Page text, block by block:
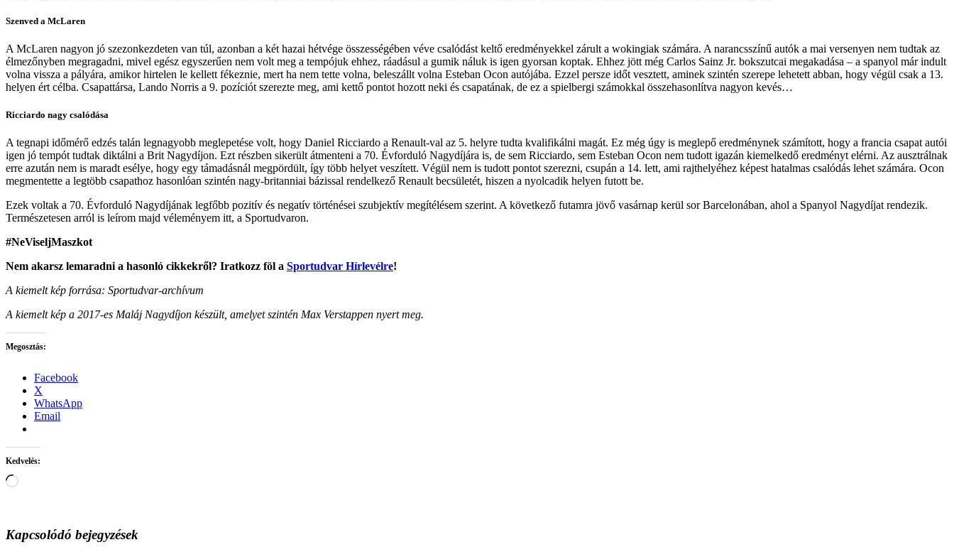
Szenved a McLaren
A McLaren nagyon jó szezonkezdeten van túl, azonban a két hazai hétvége összességében véve csalódást keltő eredményekkel zárult a wokingiak számára. A narancsszínű autók a mai versenyen nem tudtak az
élmezőnyben megragadni, mivel egész egyszerűen nem volt meg a tempójuk ehhez, ráadásul a gumik náluk is igen gyorsan koptak. Ehhez jött még Carlos Sainz Jr. bokszutcai megakadása – a spanyol már indult
volna vissza a pályára, amikor hirtelen le kellett fékeznie, mert ha nem tette volna, beleszállt volna Esteban Ocon autójába. Ezzel persze időt vesztett, aminek szintén szerepe lehetett abban, hogy végül csak a 13.
helyen ért célba. Csapattársa, Lando Norris a 9. pozíciót szerezte meg, ami kettő pontot hozott neki és csapatának, de ez a spielbergi számokkal összehasonlítva nagyon kevés…
Ricciardo nagy csalódása
A tegnapi időmérő edzés talán legnagyobb meglepetése volt, hogy Daniel Ricciardo a Renault-val az 5. helyre tudta kvalifikálni magát. Ez még úgy is meglepő eredménynek számított, hogy a francia csapat autói
igen jó tempót tudtak diktálni a Brit Nagydíjon. Ezt részben sikerült átmenteni a 70. Évforduló Nagydíjára is, de sem Ricciardo, sem Esteban Ocon nem tudott igazán kiemelkedő eredményt elérni. Az ausztrálnak
erre azután nem is maradt esélye, hogy egy támadásnál megpördült, így több helyet veszített. Végül nem is tudott pontot szerezni, csupán a 14. lett, ami rajthelyéhez képest hatalmas csalódás lehet számára. Ocon
megmentette a legtöbb csapathoz hasonlóan szintén nagy-britanniai bázissal rendelkező Renault becsületét, hiszen a nyolcadik helyen futott be.
Ezek voltak a 70. Évforduló Nagydíjának legfőbb pozitív és negatív történései szubjektív megítélésem szerint. A következő futamra jövő vasárnap kerül sor Barcelonában, ahol a Spanyol Nagydíjat rendezik.
Természetesen arról is leírom majd véleményem itt, a Sportudvaron.
#NeViseljMaszkot
Nem akarsz lemaradni a hasonló cikkekről? Iratkozz föl a Sportudvar Hírlevélre!
A kiemelt kép forrása: Sportudvar-archívum
A kiemelt kép a 2017-es Maláj Nagydíjon készült, amelyet szintén Max Verstappen nyert meg.
Megosztás:
Facebook
X
WhatsApp
Email
Kedvelés:
Loading…
Kapcsolódó bejegyzések